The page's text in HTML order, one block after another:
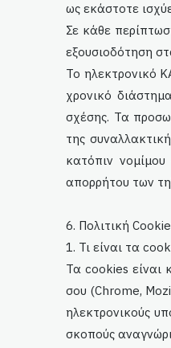
ως εκάστοτε
Σε κάθε
εξουσιοδότηση
Το ηλεκτρονικό
χρονικό
σχέσης. Τα
της
κατόπιν
απορρήτου των
6. Πολιτική
1. Τι είναι τα
Τα cookies είναι
σου (Chrome,
ηλεκτρονικούς
σκοπούς